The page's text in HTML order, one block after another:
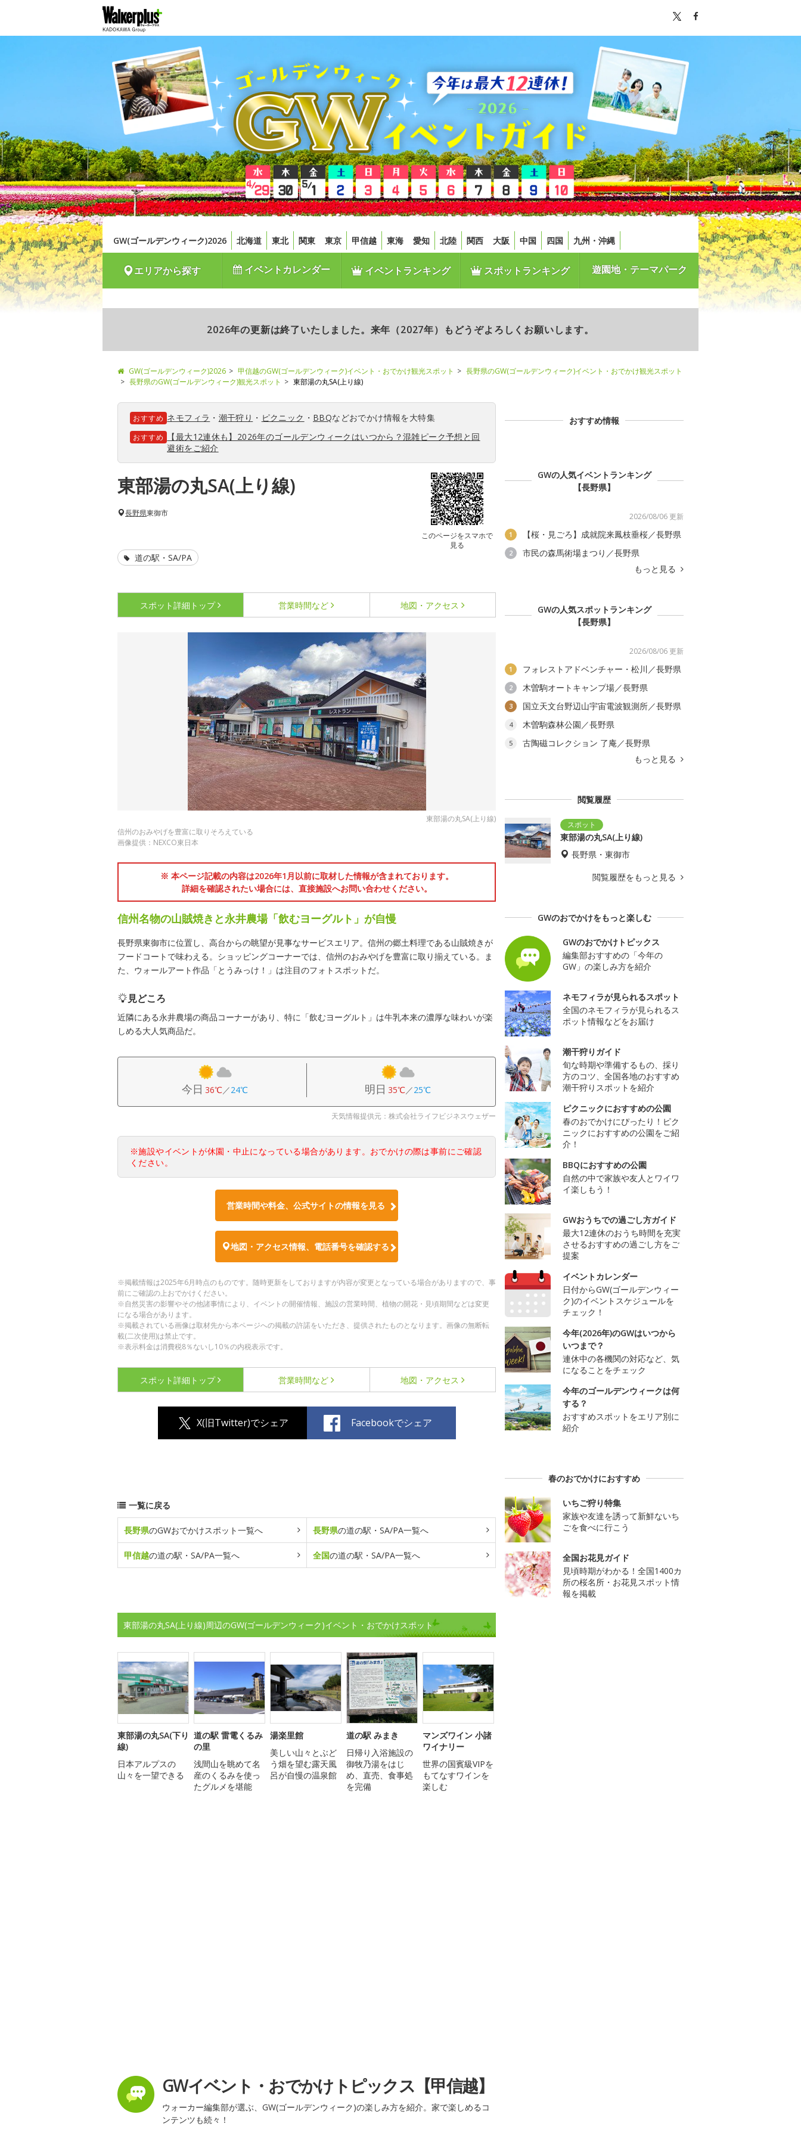
GW(ゴールデンウィーク)2026 北海道 東北 関東 東京 甲信越 東海 愛知 北陸 関西 大阪 中国 四国 九州・沖縄
エリアから探す イベントカレンダー イベントランキング スポットランキング 遊園地・テーマパーク
2026年の更新は終了いたしました。来年（2027年）もどうぞよろしくお願いします。
GW(ゴールデンウィーク)2026 甲信越のGW(ゴールデンウィーク)イベント・おでかけ観光スポット
長野県のGW(ゴールデンウィーク)イベント・おでかけ観光スポット
長野県のGW(ゴールデンウィーク)観光スポット
東部湯の丸SA(上り線)
おすすめ ネモフィラ ・ 潮干狩り ・ ピクニック ・ BBQなどおでかけ情報を大特集
おすすめ
【最大12連休も】2026年のゴールデンウィークはいつから？混雑ピーク予想と回
避術をご紹介
東部湯の丸SA(上り線)
このページをスマホで
見る
長野県東御市
道の駅・SA/PA
スポット詳細 トップ 営業時間など 地図・アクセス
東部湯の丸SA(上り線)
信州のおみやげを豊富に取りそろえている
画像提供：NEXCO東日本
※ 本ページ記載の内容は2026年1月以前に取材した情報が含まれております。
詳細を確認されたい場合には、直接施設へお問い合わせください。
信州名物の山賊焼きと永井農場「飲むヨーグルト」が自慢
長野県東御市に位置し、高台からの眺望が見事なサービスエリア。信州の郷土料理である山賊焼きが
フードコートで味わえる。ショッピングコーナーでは、信州のおみやげを豊富に取り揃えている。ま
た、ウォールアート作品「とうみっけ！」は注目のフォトスポットだ。
見どころ
近隣にある永井農場の商品コーナーがあり、特に「飲むヨーグルト」は牛乳本来の濃厚な味わいが楽
しめる大人気商品だ。
今日 36℃／24℃ 明日 35℃／25℃
天気情報提供元：株式会社ライフビジネスウェザー
※施設やイベントが休園・中止になっている場合があります。おでかけの際は事前にご確認
ください。
営業時間や料金、公式サイトの情報を見る
地図・アクセス情報、電話番号を確認する
※掲載情報は2025年6月時点のものです。随時更新をしておりますが内容が変更となっている場合がありますので、事
前にご確認の上おでかけください。
※自然災害の影響やその他諸事情により、イベントの開催情報、施設の営業時間、植物の開花・見頃期間などは変更
になる場合があります。
※掲載されている画像は取材先から本ページへの掲載の許諾をいただき、提供されたものとなります。画像の無断転
載(二次使用)は禁止です。
※表示料金は消費税8％ないし10％の内税表示です。
スポット詳細 トップ 営業時間など 地図・アクセス
X(旧Twitter)でシェア Facebookでシェア
一覧に戻る
長野県のGWおでかけスポット一覧へ 長野県の道の駅・SA/PA一覧へ
甲信越の道の駅・SA/PA一覧へ 全国の道の駅・SA/PA一覧へ
東部湯の丸SA(上り線)周辺のGW(ゴールデンウィーク)イベント・おでかけスポット
東部湯の丸SA(下り
線)
日本アルプスの
山々を一望できる
道の駅 雷電くるみ
の里
浅間山を眺めて名
産のくるみを使っ
たグルメを堪能
湯楽里館
美しい山々とぶど
う畑を望む露天風
呂が自慢の温泉館
道の駅 みまき
日帰り入浴施設の
御牧乃湯をはじ
め、直売、食事処
を完備
マンズワイン 小諸
ワイナリー
世界の国賓級VIPを
もてなすワインを
楽しむ
GWイベント・おでかけトピックス【甲信越】
ウォーカー編集部が選ぶ、GW(ゴールデンウィーク)の楽しみ方を紹介。家で楽しめるコ
ンテンツも続々！
おすすめ情報
GWの人気イベントランキング
【長野県】
2026/08/06 更新
1 【桜・見ごろ】成就院来鳳枝垂桜／長野県
2
市民の森馬術場まつり／長野県
もっと見る
GWの人気スポットランキング
【長野県】
2026/08/06 更新
1 フォレストアドベンチャー・松川／長野県
2 木曽駒オートキャンプ場／長野県
3 国立天文台野辺山宇宙電波観測所／長野県
4 木曽駒森林公園／長野県
5
古陶磁コレクション 了庵／長野県
もっと見る
閲覧履歴
東部湯の丸SA(上り線)
長野県・東御市
閲覧履歴をもっと見る
GWのおでかけをもっと楽しむ
GWのおでかけトピックス
編集部おすすめの「今年の
GW」の楽しみ方を紹介
ネモフィラが見られるスポット
全国のネモフィラが見られるス
ポット情報などをお届け
潮干狩りガイド
旬な時期や準備するもの、採り
方のコツ、全国各地のおすすめ
潮干狩りスポットを紹介
ピクニックにおすすめの公園
春のおでかけにぴったり！ピク
ニックにおすすめの公園をご紹
介！
BBQにおすすめの公園
自然の中で家族や友人とワイワ
イ楽しもう！
GWおうちでの過ごし方ガイド
最大12連休のおうち時間を充実
させるおすすめの過ごし方をご
提案
イベントカレンダー
日付からGW(ゴールデンウィー
ク)のイベントスケジュールを
チェック！
今年(2026年)のGWはいつから
いつまで？
連休中の各機関の対応など、気
になることをチェック
今年のゴールデンウィークは何
する？
おすすめスポットをエリア別に
紹介
春のおでかけにおすすめ
いちご狩り特集
家族や友達を誘って新鮮ないち
ごを食べに行こう
全国お花見ガイド
見頃時期がわかる！全国1400カ
所の桜名所・お花見スポット情
報を掲載